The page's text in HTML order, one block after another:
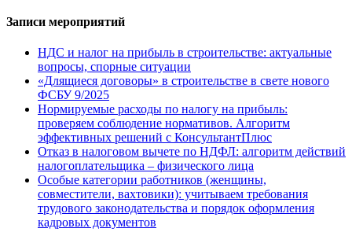
Записи мероприятий
НДС и налог на прибыль в строительстве: актуальные
вопросы, спорные ситуации
«Длящиеся договоры» в строительстве в свете нового
ФСБУ 9/2025
Нормируемые расходы по налогу на прибыль:
проверяем соблюдение нормативов. Алгоритм
эффективных решений с КонсультантПлюс
Отказ в налоговом вычете по НДФЛ: алгоритм действий
налогоплательщика – физического лица
Особые категории работников (женщины,
совместители, вахтовики): учитываем требования
трудового законодательства и порядок оформления
кадровых документов